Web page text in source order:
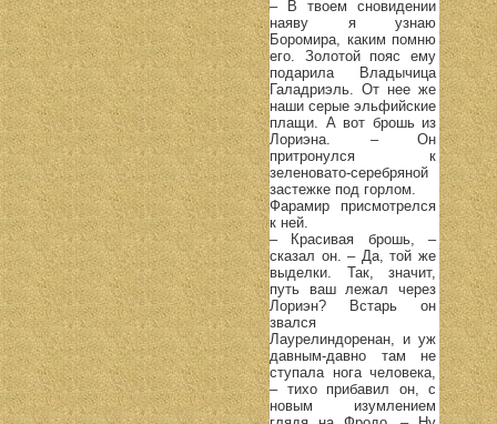
– В твоем сновидении
наяву я узнаю
Боромира, каким помню
его. Золотой пояс ему
подарила Владычица
Галадриэль. От нее же
наши серые эльфийские
плащи. А вот брошь из
Лориэна. – Он
притронулся к
зеленовато-серебряной
застежке под горлом.
Фарамир присмотрелся
к ней.
– Красивая брошь, –
сказал он. – Да, той же
выделки. Так, значит,
путь ваш лежал через
Лориэн? Встарь он
звался
Лаурелиндоренан, и уж
давным-давно там не
ступала нога человека,
– тихо прибавил он, с
новым изумлением